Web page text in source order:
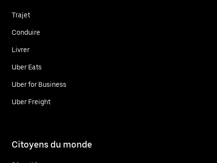
Trajet
Conduire
Livrer
Uber Eats
Uber for Business
Uber Freight
Citoyens du monde